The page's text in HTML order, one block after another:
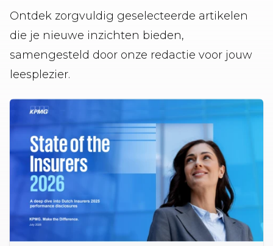
Ontdek zorgvuldig geselecteerde artikelen
die je nieuwe inzichten bieden,
samengesteld door onze redactie voor jouw
leesplezier.